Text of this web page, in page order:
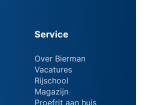
Service
Over Bierman
Vacatures
Rijschool
Magazijn
Proefrit aan huis